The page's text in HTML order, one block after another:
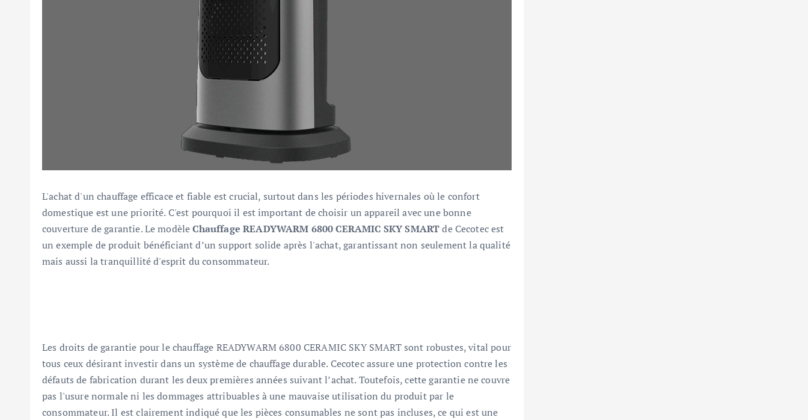
L'achat d'un chauffage efficace et fiable est crucial, surtout dans les périodes hivernales où le confort
domestique est une priorité. C'est pourquoi il est important de choisir un appareil avec une bonne
couverture de garantie. Le modèleChauffage READYWARM 6800 CERAMIC SKY SMARTde Cecotec est
un exemple de produit bénéficiant d’un support solide après l'achat, garantissant non seulement la qualité
mais aussi la tranquillité d'esprit du consommateur.
Les droits de garantie pour le chauffage READYWARM 6800 CERAMIC SKY SMART sont robustes, vital pour
tous ceux désirant investir dans un système de chauffage durable. Cecotec assure une protection contre les
défauts de fabrication durant les deux premières années suivant l’achat. Toutefois, cette garantie ne couvre
pas l'usure normale ni les dommages attribuables à une mauvaise utilisation du produit par le
consommateur. Il est clairement indiqué que les pièces consumables ne sont pas incluses, ce qui est une